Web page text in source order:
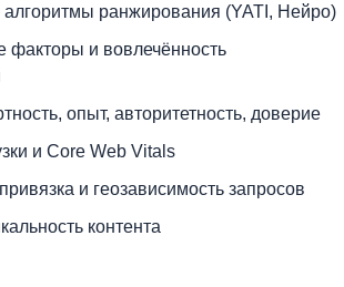
ранжирования (YATI, Нейро)
факторы и вовлечённость
опыт, авторитетность, доверие
и Core Web Vitals
и геозависимость запросов
контента